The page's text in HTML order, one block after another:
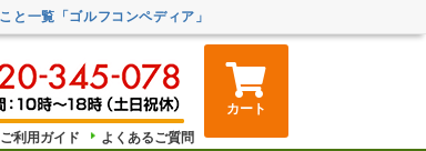
と一覧「ゴルフコンペディア」
カート
ご利用ガイド よくあるご質問